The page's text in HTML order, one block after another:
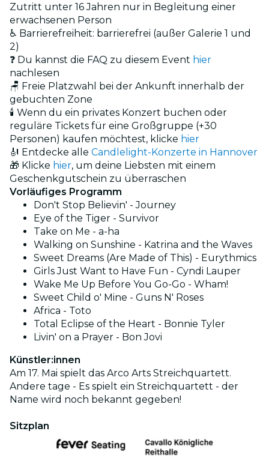
Zutritt unter 16 Jahren nur in Begleitung einer
erwachsenen Person
♿ Barrierefreiheit: barrierefrei (außer Galerie 1 und
2)
❓ Du kannst die FAQ zu diesem Event hier
nachlesen
🪑 Freie Platzwahl bei der Ankunft innerhalb der
gebuchten Zone
🕯️ Wenn du ein privates Konzert buchen oder
reguläre Tickets für eine Großgruppe (+30
Personen) kaufen möchtest, klicke hier
🎻 Entdecke alle Candlelight-Konzerte in Hannover
🎁 Klicke hier, um deine Liebsten mit einem
Geschenkgutschein zu überraschen
Vorläufiges Programm
Don't Stop Believin' - Journey
Eye of the Tiger - Survivor
Take on Me - a-ha
Walking on Sunshine - Katrina and the Waves
Sweet Dreams (Are Made of This) - Eurythmics
Girls Just Want to Have Fun - Cyndi Lauper
Wake Me Up Before You Go-Go - Wham!
Sweet Child o' Mine - Guns N' Roses
Africa - Toto
Total Eclipse of the Heart - Bonnie Tyler
Livin' on a Prayer - Bon Jovi
Künstler:innen
Am 17. Mai spielt das Arco Arts Streichquartett.
Andere tage - Es spielt ein Streichquartett - der
Name wird noch bekannt gegeben!
Sitzplan